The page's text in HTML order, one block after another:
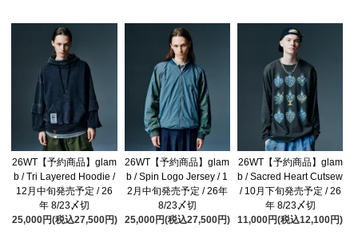
26WT【予約商品】glam
b / Tri Layered Hoodie /
12月中旬発売予定 / 26
年 8/23〆切
25,000円(税込27,500円)
26WT【予約商品】glam
b / Spin Logo Jersey / 1
2月中旬発売予定 / 26年
8/23〆切
25,000円(税込27,500円)
26WT【予約商品】glam
b / Sacred Heart Cutsew
/ 10月下旬発売予定 / 26
年 8/23〆切
11,000円(税込12,100円)